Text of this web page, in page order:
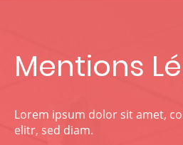
Mentions
Lorem ipsum dolor sit amet,
elitr, sed diam.